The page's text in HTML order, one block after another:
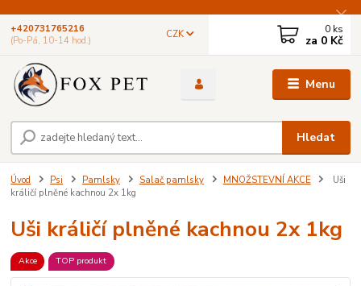
Menu
CZK
Hledat
+420731765216
(Po-Pá, 10-14 hod.)
0 ks
za 0 Kč
Úvod Psi Pamlsky Salač pamlsky MNOŽSTEVNÍ AKCE
Uši
králičí plněné kachnou 2x 1kg
Uši králičí plněné kachnou 2x 1kg
Akce TOP produkt